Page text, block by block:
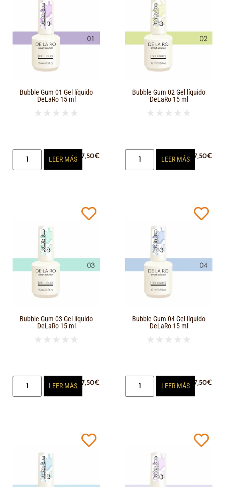
Bubble Gum 01 Gel líquido
DeLaRo 15 ml
★ ★ ★ ★ ★
17,50€
LEER MÁS
Bubble Gum 02 Gel líquido
DeLaRo 15 ml
★ ★ ★ ★ ★
17,50€
LEER MÁS
Bubble Gum 03 Gel líquido
DeLaRo 15 ml
★ ★ ★ ★ ★
17,50€
LEER MÁS
Bubble Gum 04 Gel líquido
DeLaRo 15 ml
★ ★ ★ ★ ★
17,50€
LEER MÁS